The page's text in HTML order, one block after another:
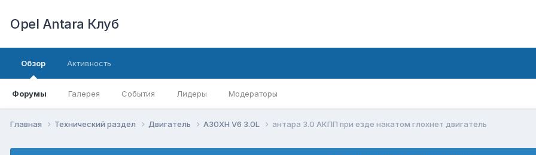
Opel Antara Клуб
Обзор
Форумы Галерея События Лидеры Модераторы
Активность
Главная Технический раздел Двигатель A30XH V6 3.0L антара 3.0 АКПП при езде накатом глохнет двигатель